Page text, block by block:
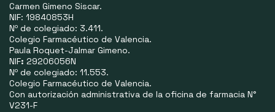
Carmen Gimeno Siscar.
NIF: 19840853H
Nº de colegiado: 3.411.
Colegio Farmacéutico de Valencia.
Paula Roquet-Jalmar Gimeno.
NIF: 29206056N
Nº de colegiado: 11.553.
Colegio Farmacéutico de Valencia.
Con autorización administrativa de la oficina de farmacia N°
V231-F